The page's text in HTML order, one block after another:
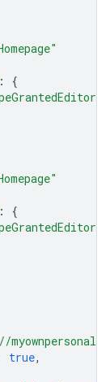
:
{
:
{
true,